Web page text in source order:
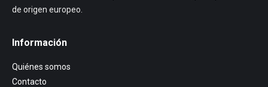
de origen europeo.
Información
Quiénes somos
Contacto